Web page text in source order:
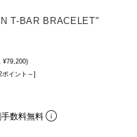
T-BAR BRACELET"
¥79,200)
イント～]
数料無料